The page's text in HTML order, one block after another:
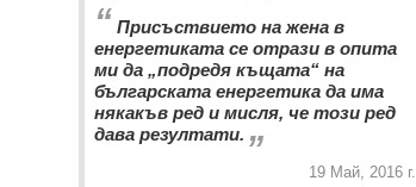
“ Присъствието на жена в
енергетиката се отрази в опита
ми да „подредя къщата“ на
българската енергетика да има
някакъв ред и мисля, че този ред
дава резултати. „
19 Май, 2016 г.